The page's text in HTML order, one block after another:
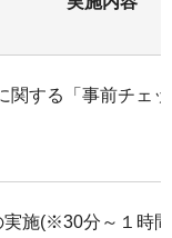
関する「事前チェ
実施(※30分～１時